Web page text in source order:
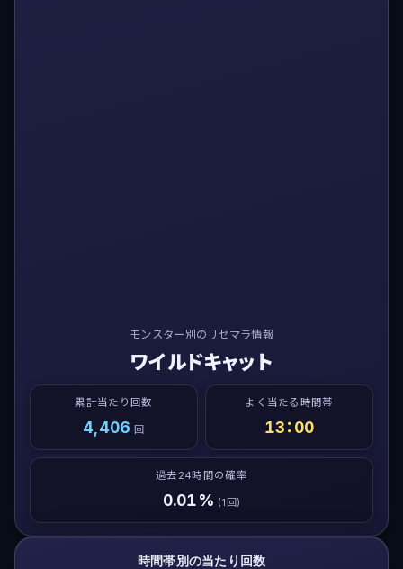
モンスター別のリセマラ情報
ワイルドキャット
累計当たり回数
4,406 回
よく当たる時間帯
13：00
過去24時間の確率
0.01% (1回)
時間帯別の当たり回数